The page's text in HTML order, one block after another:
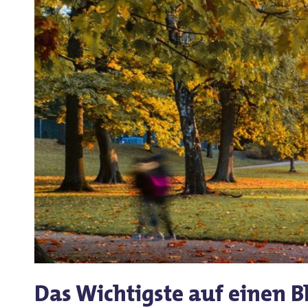
Das Wichtigste auf einen